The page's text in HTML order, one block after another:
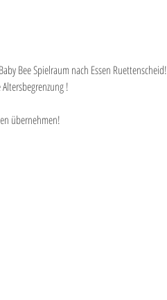
Bee Spielraum nach Essen Ruettenscheid!
!
übernehmen!